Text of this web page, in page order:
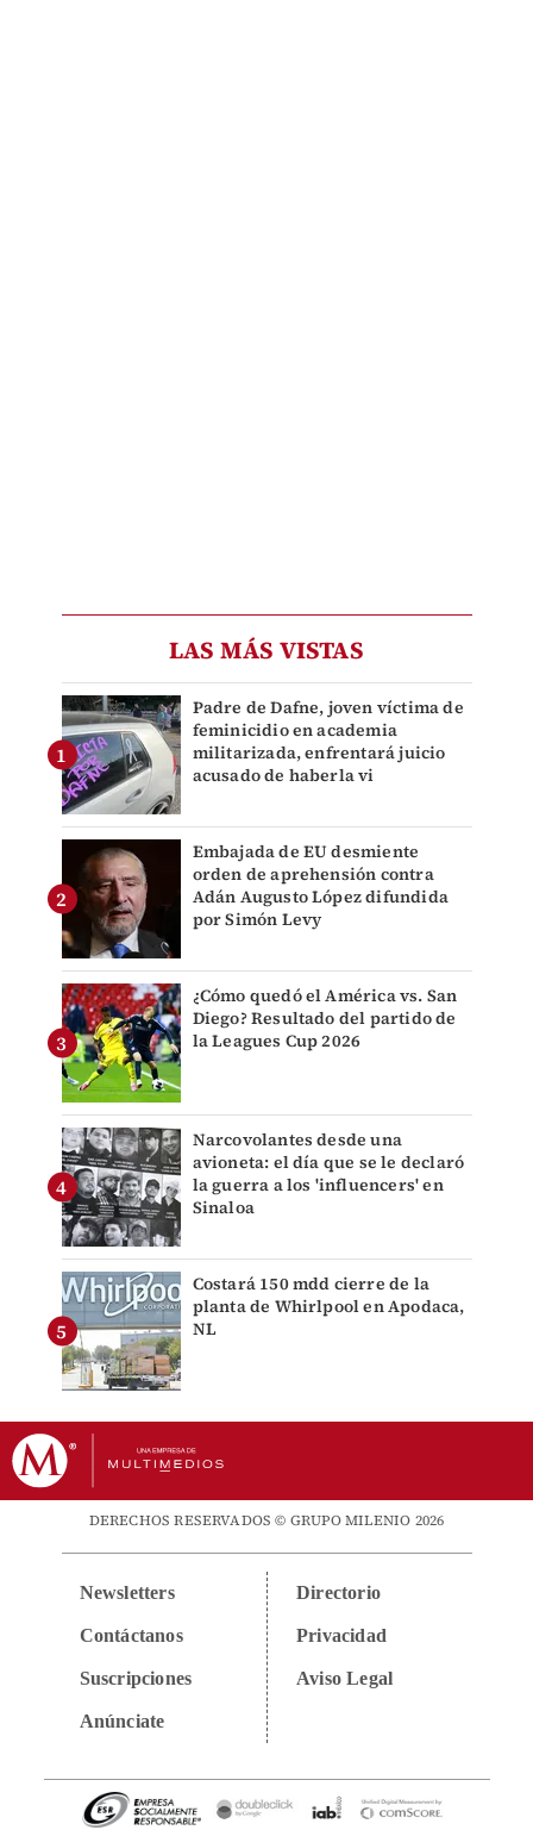
LAS MÁS VISTAS
Padre de Dafne, joven víctima de
feminicidio en academia
militarizada, enfrentará juicio
acusado de haberla vi
Embajada de EU desmiente
orden de aprehensión contra
Adán Augusto López difundida
por Simón Levy
¿Cómo quedó el América vs. San
Diego? Resultado del partido de
la Leagues Cup 2026
Narcovolantes desde una
avioneta: el día que se le declaró
la guerra a los 'influencers' en
Sinaloa
Costará 150 mdd cierre de la
planta de Whirlpool en Apodaca,
NL
DERECHOS RESERVADOS © GRUPO MILENIO 2026
Newsletters
Contáctanos
Suscripciones
Anúnciate
Directorio
Privacidad
Aviso Legal